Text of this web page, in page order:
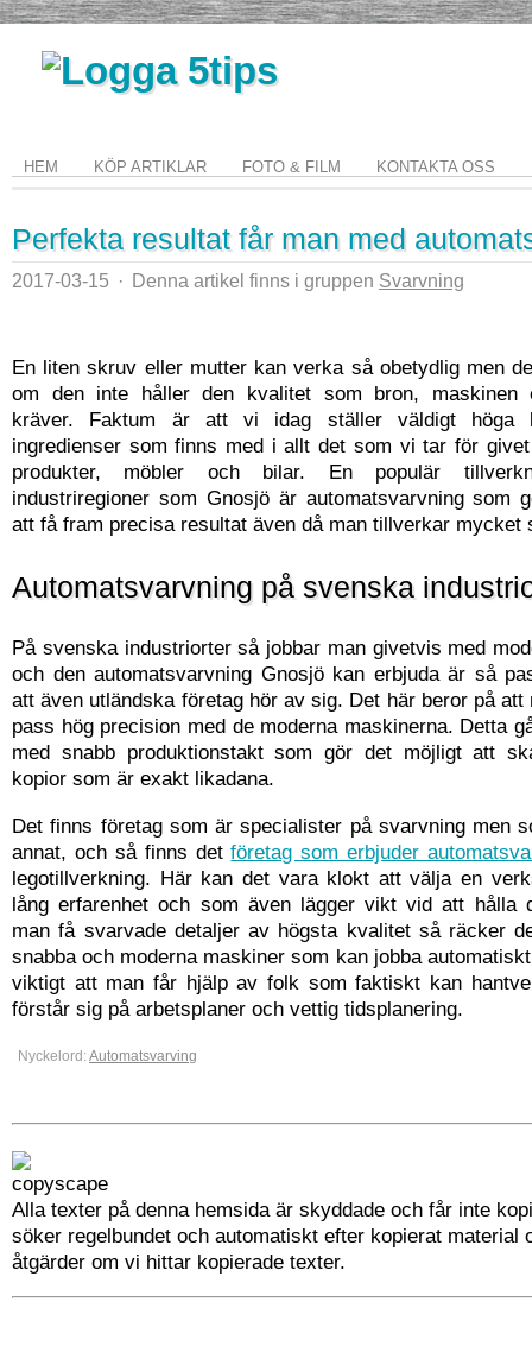
HEM KÖP ARTIKLAR FOTO & FILM KONTAKTA OSS
Perfekta resultat får man med
2017-03-15 · Denna artikel finns i gruppen Svarvning
En liten skruv eller mutter kan verka så obetydlig men
om den inte håller den kvalitet som bron, maskinen
kräver. Faktum är att vi idag ställer väldigt höga
ingredienser som finns med i allt det som vi tar för
produkter, möbler och bilar. En populär
industriregioner som Gnosjö är automatsvarvning som
att få fram precisa resultat även då man tillverkar mycket
Automatsvarvning på svenska
På svenska industriorter så jobbar man givetvis med
och den automatsvarvning Gnosjö kan erbjuda är så
att även utländska företag hör av sig. Det här beror på att
pass hög precision med de moderna maskinerna. Detta
med snabb produktionstakt som gör det möjligt att
kopior som är exakt likadana.
Det finns företag som är specialister på svarvning men
annat, och så finns detföretag som erbjuder
legotillverkning. Här kan det vara klokt att välja en
lång erfarenhet och som även lägger vikt vid att hålla
man få svarvade detaljer av högsta kvalitet så räcker
snabba och moderna maskiner som kan jobba
viktigt att man får hjälp av folk som faktiskt kan
förstår sig på arbetsplaner och vettig tidsplanering.
Nyckelord:Automatsvarving
Alla texter på denna hemsida är skyddade och får inte
söker regelbundet och automatiskt efter kopierat material
åtgärder om vi hittar kopierade texter.